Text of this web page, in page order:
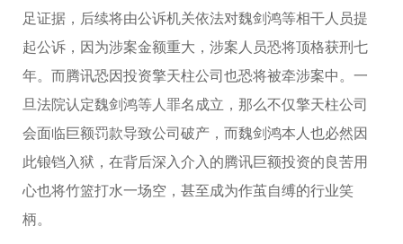
足证据，后续将由公诉机关依法对魏剑鸿等相干人员提
起公诉，因为涉案金额重大，涉案人员恐将顶格获刑七
年。而腾讯恐因投资擎天柱公司也恐将被牵涉案中。一
旦法院认定魏剑鸿等人罪名成立，那么不仅擎天柱公司
会面临巨额罚款导致公司破产，而魏剑鸿本人也必然因
此锒铛入狱，在背后深入介入的腾讯巨额投资的良苦用
心也将竹篮打水一场空，甚至成为作茧自缚的行业笑
柄。